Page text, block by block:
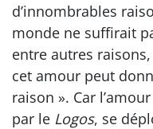
d’innombrables
monde ne suffirait
entre autres
cet amour peut
raison ». Car
par le Logos, se